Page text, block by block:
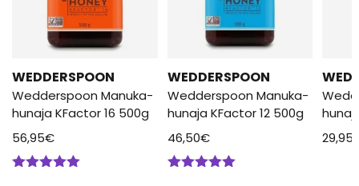
WEDDERSPOON
Wedderspoon Manuka-
hunaja KFactor 16 500g
56,95€
WEDDERSPOON
Wedderspoon Manuka-
hunaja KFactor 12 500g
46,50€
29,95